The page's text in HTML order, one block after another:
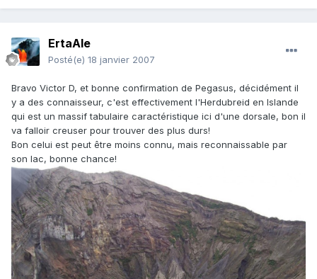
ErtaAle
Posté(e) 18 janvier 2007
Bravo Victor D, et bonne confirmation de Pegasus, décidément il
y a des connaisseur, c'est effectivement l'Herdubreid en Islande
qui est un massif tabulaire caractéristique ici d'une dorsale, bon il
va falloir creuser pour trouver des plus durs!
Bon celui est peut être moins connu, mais reconnaissable par
son lac, bonne chance!